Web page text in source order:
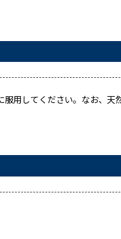
用してください。なお、天